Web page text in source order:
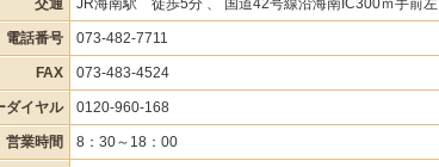
交通 JR海南駅 徒歩5分 、 国道42号線沿海南IC300ｍ手前左
電話番号 073-482-7711
FAX 073-483-4524
ダイヤル 0120-960-168
営業時間 8：30～18：00